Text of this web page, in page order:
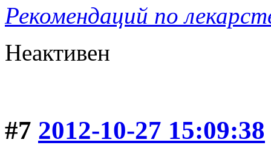
Рекомендаций по
Неактивен
#7 2012-10-27 15:09:38